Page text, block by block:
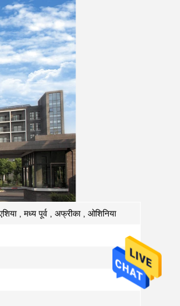
एशिया , मध्य पूर्व , अफ्रीका , ओशिनिया